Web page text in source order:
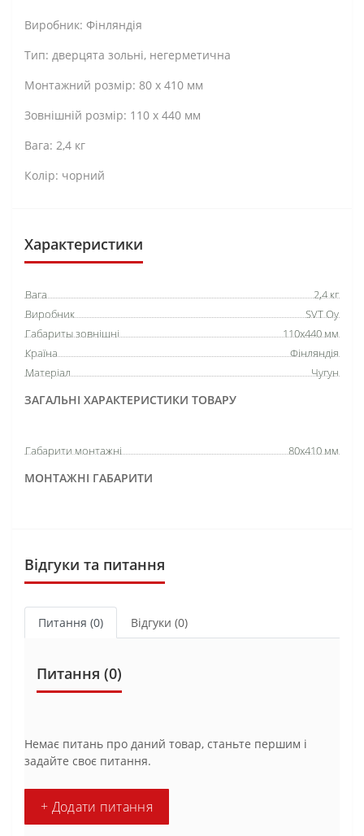
Виробник: Фінляндія
Тип: дверцята зольні, негерметична
Монтажний розмір: 80 х 410 мм
Зовнішній розмір: 110 х 440 мм
Вага: 2,4 кг
Колір: чорний
Характеристики
ЗАГАЛЬНІ ХАРАКТЕРИСТИКИ ТОВАРУ
Вага
2,4 кг
Виробник
SVT Oy
Габариты зовнішні
110x440 мм
Країна
Фінляндія
Матеріал
Чугун
МОНТАЖНІ ГАБАРИТИ
Габарити монтажні 80x410 мм
Відгуки та питання
Питання (0) Відгуки (0)
Питання (0)
Немає питань про даний товар, станьте першим і
задайте своє питання.
+ Додати питання